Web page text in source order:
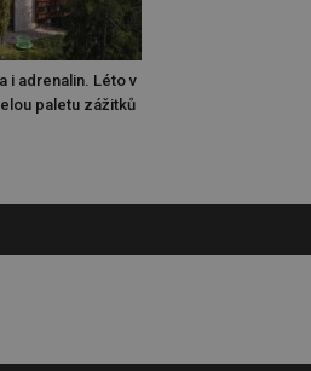
i adrenalin. Léto v
paletu zážitků